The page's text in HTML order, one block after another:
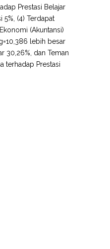
Prestasi Belajar
5%, (4) Terdapat
(Akuntansi)
lebih besar
30,26%, dan Teman
terhadap Prestasi